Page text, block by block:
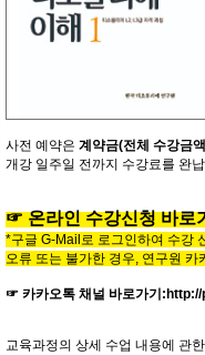
사전 예약은 계약금(전체 수강금
개강 일주일 전까지 수강료를 완
☞온라인수강신청 바로
*구글 G-Mail로 로그인하여 수강
오류 또는 불가한 경우, 연구원 카
☞ 카카오톡 채널 바로가기 :
교육과정의 상세 수업 내용에 관한